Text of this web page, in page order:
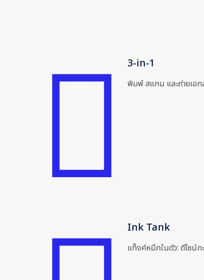
3-in-1
พิมพ์ สแกน และถ่ายเอก
Ink Tank
แท็งค์หมึกในตัว: ดีไซน์ก